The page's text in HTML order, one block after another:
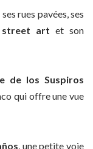
ses rues pavées, ses
street art et son
de los Suspiros
qui offre une vue
, une petite voie